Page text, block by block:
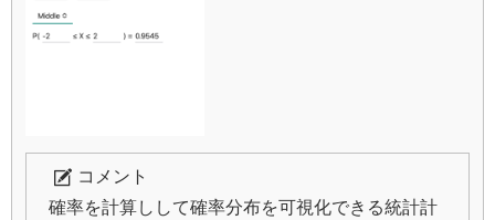
コメント
確率を計算しして確率分布を可視化できる統計計